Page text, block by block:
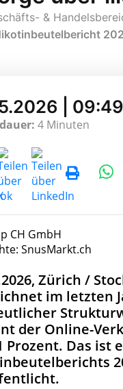
&
|
4 Minuten
SnusMarkt.ch
Zürich /
im letzten
der Online-
Prozent. Das ist